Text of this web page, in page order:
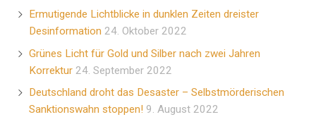
Ermutigende Lichtblicke in dunklen Zeiten dreister
Desinformation 24. Oktober 2022
Grünes Licht für Gold und Silber nach zwei Jahren
Korrektur 24. September 2022
Deutschland droht das Desaster – Selbstmörderischen
Sanktionswahn stoppen! 9. August 2022